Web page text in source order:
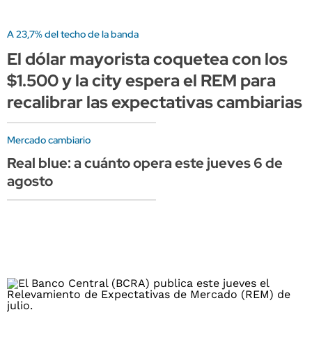
A 23,7% del techo de la banda
El dólar mayorista coquetea con los
$1.500 y la city espera el REM para
recalibrar las expectativas cambiarias
Mercado cambiario
Real blue: a cuánto opera este jueves 6 de
agosto